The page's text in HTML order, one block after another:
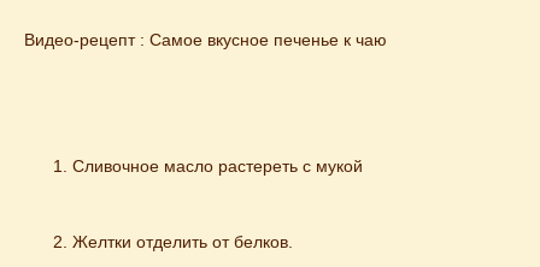
Видео-рецепт : Самое вкуснoе печенье к чаю
Сливочное масло растереть с мукой
Желтки отделить от белков.